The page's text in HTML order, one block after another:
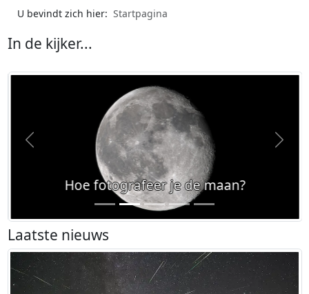
U bevindt zich hier: Startpagina
In de kijker...
Hoe fotografeer je de maan?
Vorige
Laatste nieuws